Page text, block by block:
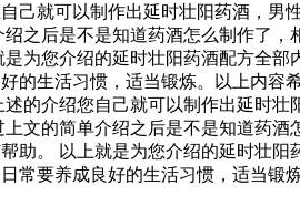
己就可以制作出延时壮阳药酒，男
之后是不是知道药酒怎么制作了，
为您介绍的延时壮阳药酒配方全部
的生活习惯，适当锻炼。以上内容
的介绍您自己就可以制作出延时壮
文的简单介绍之后是不是知道药酒
助。 以上就是为您介绍的延时壮阳
常要养成良好的生活习惯，适当锻